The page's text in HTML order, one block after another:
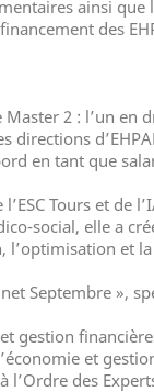
ainsi
des
2 : l’un en
directions
en tant que
Tours et de
social, elle a
l’optimisation et
Septembre »,
gestion
et
l’Ordre des